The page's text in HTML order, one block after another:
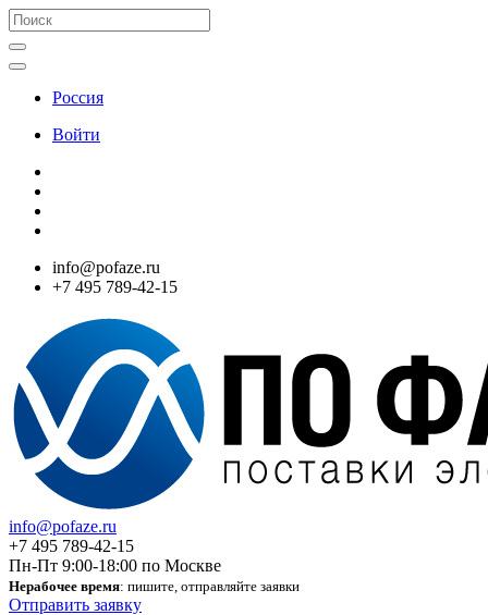
Россия
Войти
info@pofaze.ru
+7 495 789-42-15
info@pofaze.ru
+7 495 789-42-15
Пн-Пт 9:00-18:00 по Москве
Нерабочее время: пишите, отправляйте заявки
Отправить заявку